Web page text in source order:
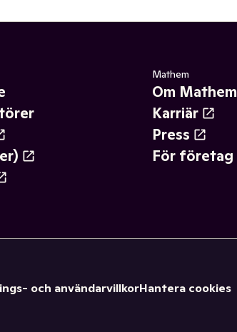
Mathem
Om Mathem
Karriär
Press
För företag
och användarvillkorHantera cookies